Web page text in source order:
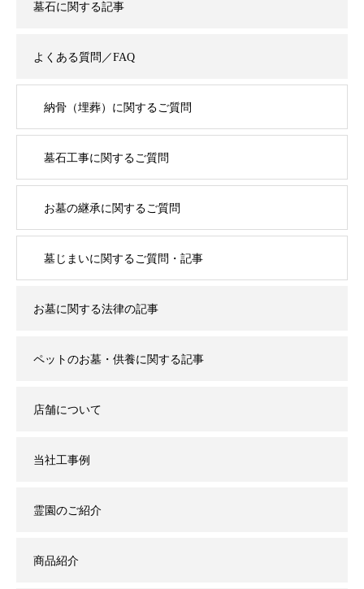
墓石に関する記事
よくある質問／FAQ
納骨（埋葬）に関するご質問
墓石工事に関するご質問
お墓の継承に関するご質問
墓じまいに関するご質問・記事
お墓に関する法律の記事
ペットのお墓・供養に関する記事
店舗について
当社工事例
霊園のご紹介
商品紹介